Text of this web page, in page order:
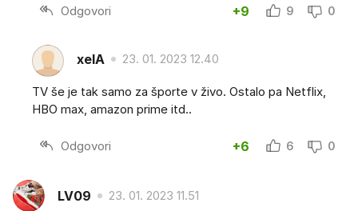
Odgovori +9 9 0
xelA 23. 01. 2023 12.40
TV še je tak samo za športe v živo. Ostalo pa Netflix,
HBO max, amazon prime itd..
Odgovori +6 6 0
LV09 23. 01. 2023 11.51